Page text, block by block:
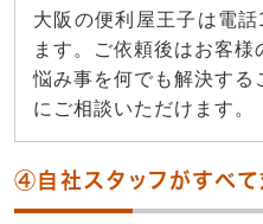
大阪の便利屋王子は電
ます。ご依頼後はお客
悩み事を何でも解決する
にご相談いただけます。
④自社スタッフがすべて